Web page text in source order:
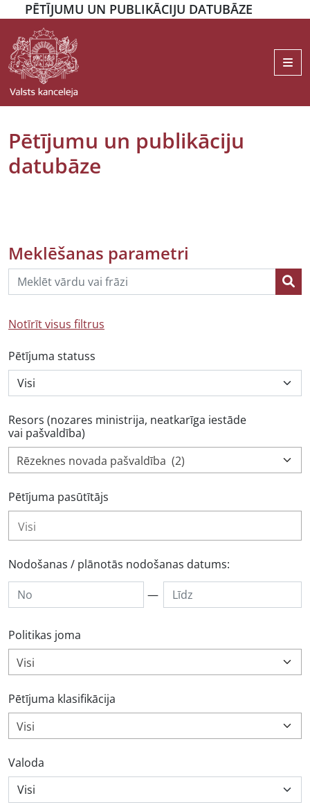
PĒTĪJUMU UN PUBLIKĀCIJU DATUBĀZE
Pētījumu un publikāciju
datubāze
Meklēšanas parametri
Notīrīt visus filtrus
Pētījuma statuss
Resors (nozares ministrija, neatkarīga iestāde
vai pašvaldība)
Rēzeknes novada pašvaldība (2)
Pētījuma pasūtītājs
Nodošanas / plānotās nodošanas datums:
—
Politikas joma
Visi
Pētījuma klasifikācija
Visi
Valoda